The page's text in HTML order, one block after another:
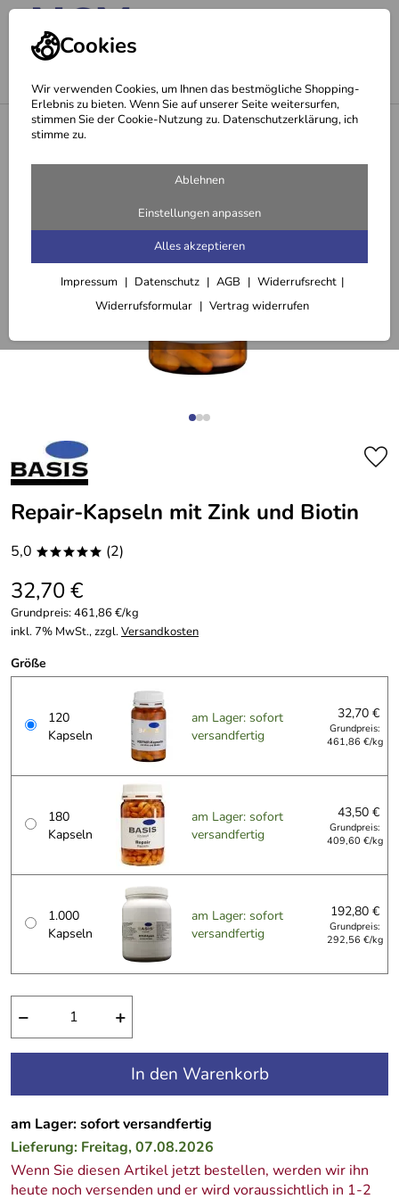
Cookies
Wir verwenden Cookies, um Ihnen das bestmögliche Shopping-
Erlebnis zu bieten. Wenn Sie auf unserer Seite weitersurfen,
stimmen Sie der Cookie-Nutzung zu. Datenschutzerklärung, ich
stimme zu.
Ablehnen
Einstellungen anpassen
Alles akzeptieren
Impressum Datenschutz AGB
Widerrufsrecht
Widerrufsformular
Vertrag widerrufen
13
Repair-Kapseln mit Zink und Biotin
5,0 ***** (2)
32,70 €
Grundpreis:461,86 €/kg
inkl. 7% MwSt., zzgl.Versandkosten
Größe
120
Kapseln
am Lager: sofort
versandfertig
32,70 €
Grundpreis:
461,86 €/kg
180
Kapseln
am Lager: sofort
versandfertig
43,50 €
Grundpreis:
409,60 €/kg
1.000
Kapseln
am Lager: sofort
versandfertig
192,80 €
Grundpreis:
292,56 €/kg
− +
In den Warenkorb
am Lager: sofort versandfertig
Lieferung: Freitag, 07.08.2026
Wenn Sie diesen Artikel jetzt bestellen, werden wir ihn
heute noch versenden und er wird voraussichtlich in 1-2